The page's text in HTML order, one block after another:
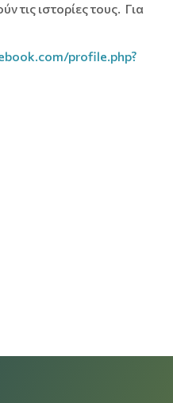
τις ιστορίες τους. Για
profile.php?